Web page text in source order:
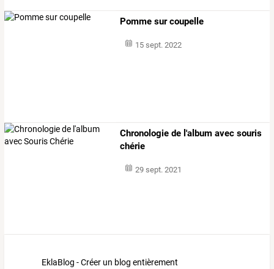
Pomme sur coupelle
15 sept. 2022
Chronologie de l'album avec souris
chérie
29 sept. 2021
EklaBlog - Créer un blog entièrement